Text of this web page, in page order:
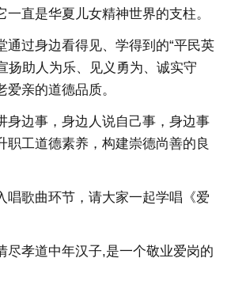
一直是华夏儿女精神世界的支柱。
通过身边看得见、学得到的“平民英
扬助人为乐、见义勇为、诚实守
亲的道德品质。
身边事，身边人说自己事，身边事
职工道德素养，构建崇德尚善的良
唱歌曲环节，请大家一起学唱《爱
尽孝道中年汉子,是一个敬业爱岗的